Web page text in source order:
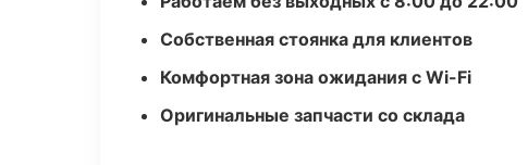
Собственная стоянка для клиентов
Комфортная зона ожидания с Wi-Fi
Оригинальные запчасти со склада